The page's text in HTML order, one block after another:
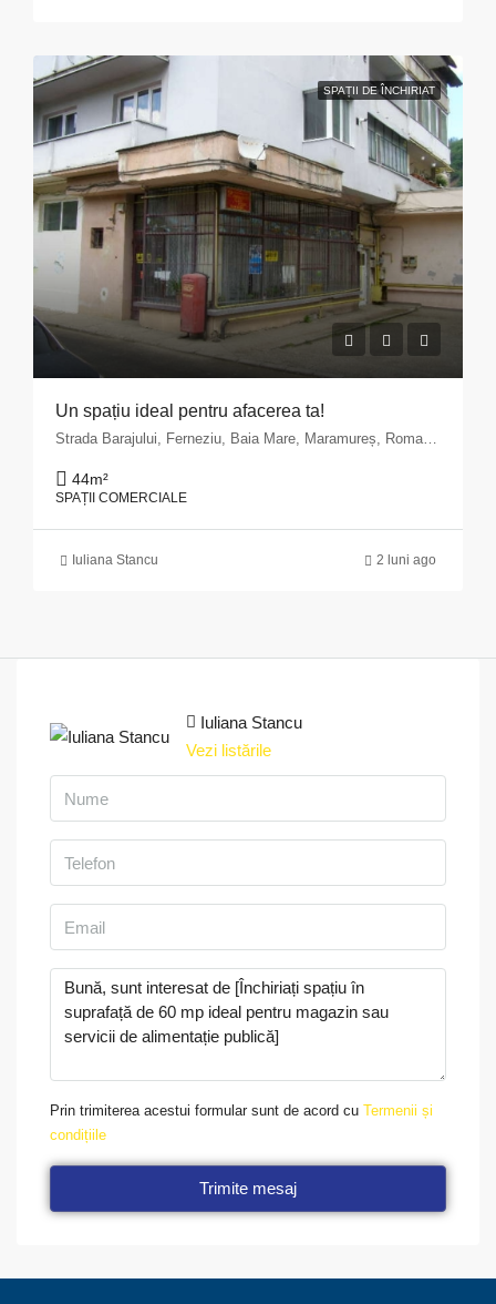
SPAȚII DE ÎNCHIRIAT
Un spațiu ideal pentru afacerea ta!
Strada Barajului, Ferneziu, Baia Mare, Maramureș, Romania
44m²
SPAȚII COMERCIALE
Iuliana Stancu 2 luni ago
Iuliana Stancu
Vezi listările
Prin trimiterea acestui formular sunt de acord cu Termenii și
condițiile
Trimite mesaj